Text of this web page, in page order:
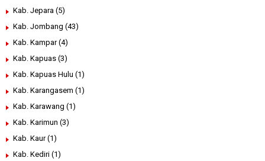
Kab. Jepara (5)
Kab. Jombang (43)
Kab. Kampar (4)
Kab. Kapuas (3)
Kab. Kapuas Hulu (1)
Kab. Karangasem (1)
Kab. Karawang (1)
Kab. Karimun (3)
Kab. Kaur (1)
Kab. Kediri (1)